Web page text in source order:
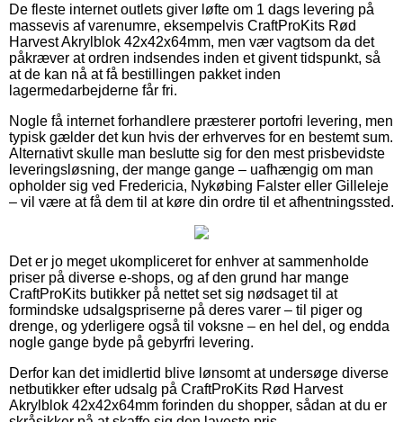
De fleste internet outlets giver løfte om 1 dags levering på
massevis af varenumre, eksempelvis CraftProKits Rød
Harvest Akrylblok 42x42x64mm, men vær vagtsom da det
påkræver at ordren indsendes inden et givent tidspunkt, så
at de kan nå at få bestillingen pakket inden
lagermedarbejderne får fri.
Nogle få internet forhandlere præsterer portofri levering, men
typisk gælder det kun hvis der erhverves for en bestemt sum.
Alternativt skulle man beslutte sig for den mest prisbevidste
leveringsløsning, der mange gange – uafhængig om man
opholder sig ved Fredericia, Nykøbing Falster eller Gilleleje
– vil være at få dem til at køre din ordre til et afhentningssted.
Det er jo meget ukompliceret for enhver at sammenholde
priser på diverse e-shops, og af den grund har mange
CraftProKits butikker på nettet set sig nødsaget til at
formindske udsalgspriserne på deres varer – til piger og
drenge, og yderligere også til voksne – en hel del, og endda
nogle gange byde på gebyrfri levering.
Derfor kan det imidlertid blive lønsomt at undersøge diverse
netbutikker efter udsalg på CraftProKits Rød Harvest
Akrylblok 42x42x64mm forinden du shopper, sådan at du er